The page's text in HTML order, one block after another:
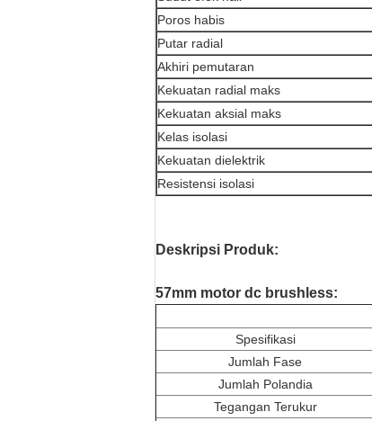
Poros habis
Putar radial
Akhiri pemutaran
Kekuatan radial maks
Kekuatan aksial maks
Kelas isolasi
Kekuatan dielektrik
Resistensi isolasi
Deskripsi Produk:
57mm motor dc brushless:
Spesifikasi
Jumlah Fase
Jumlah Polandia
Tegangan Terukur